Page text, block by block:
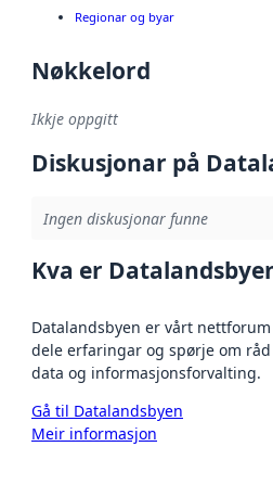
Regionar og byar
Nøkkelord
Ikkje oppgitt
Diskusjonar på
Ingen diskusjonar funne
Kva er
Datalandsbyen er vårt
dele erfaringar og spørje om
data og informasjonsforvalting.
Gå til Datalandsbyen
Meir informasjon